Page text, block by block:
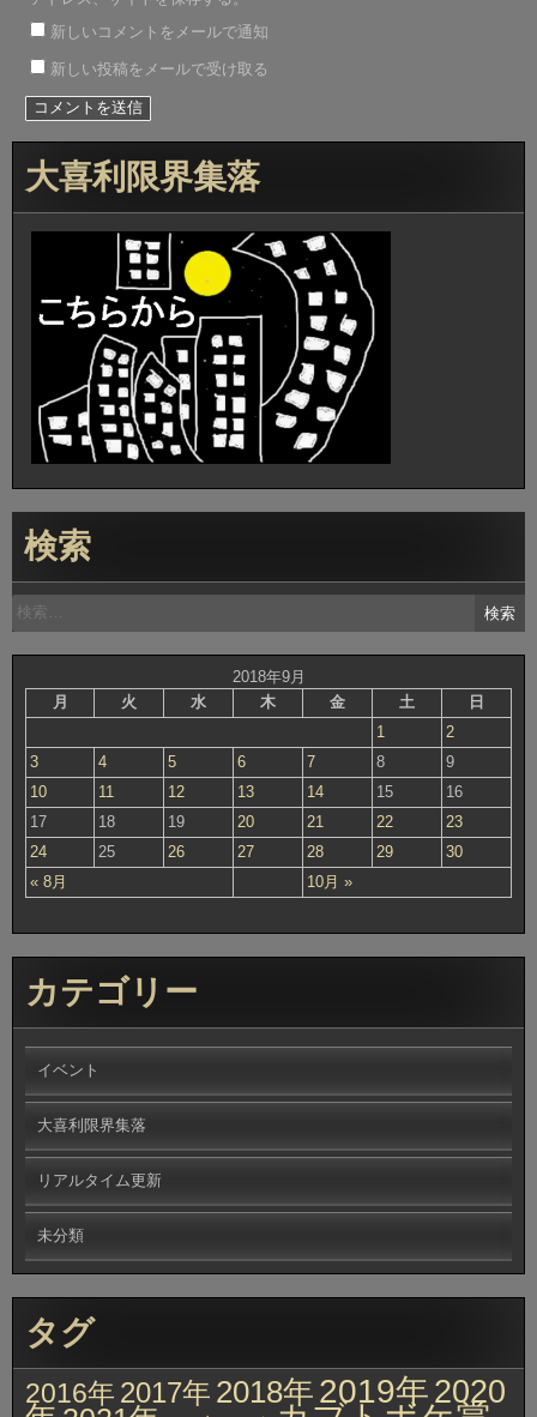
新しいコメントをメールで通知
新しい投稿をメールで受け取る
大喜利限界集落
検索
検
索:
2018年9月
月
火 水 木 金 土 日
« 8月 10月 »
1
2
3
4 5 6 7 8
9
10
11 12 13 14 15
16
17
18 19 20 21 22
23
24
25 26 27 28 29 30
カテゴリー
イベント
大喜利限界集落
リアルタイム更新
未分類
タグ
2016年 2017年 2018年 2019年2020